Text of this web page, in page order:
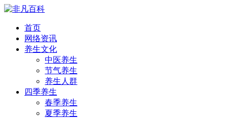
首页
网络资讯
养生文化
中医养生
节气养生
养生人群
四季养生
春季养生
夏季养生